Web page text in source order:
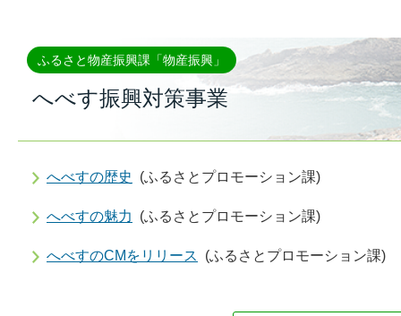
ふるさと物産振興課「物産振興」
へべす振興対策事業
へべすの歴史 (ふるさとプロモーション課)
へべすの魅力 (ふるさとプロモーション課)
へべすのCMをリリース (ふるさとプロモーション課)